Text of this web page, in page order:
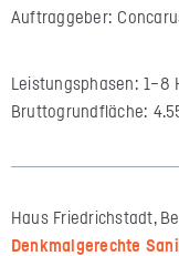
Auftraggeber:
Leistungsphasen: 1–8
Bruttogrundfläche:
Haus Friedrichstadt,
Denkmalgerechte